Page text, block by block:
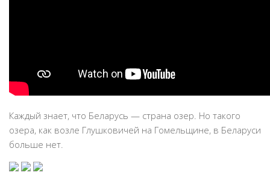
Каждый знает, что Беларусь — страна озер. Но такого
озера, как возле Глушковичей на Гомельщине, в Беларуси
больше нет.